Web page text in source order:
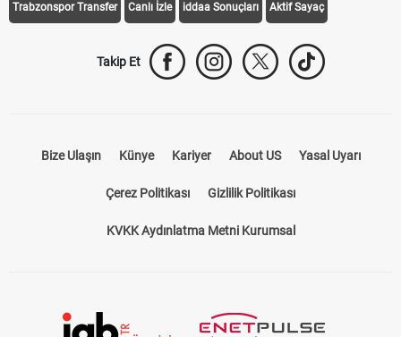
Trabzonspor Transfer Canlı İzle iddaa Sonuçları Aktif Sayaç
Takip Et
Bize Ulaşın Künye Kariyer About US Yasal Uyarı
Çerez Politikası Gizlilik Politikası
KVKK Aydınlatma Metni Kurumsal